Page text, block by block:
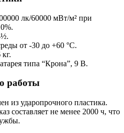
лк/60000 мВт/м² при
от -30 до +60 °С.
типа “Крона”, 9 В.
работы
из ударопрочного пластика.
составляет не менее 2000 ч, что